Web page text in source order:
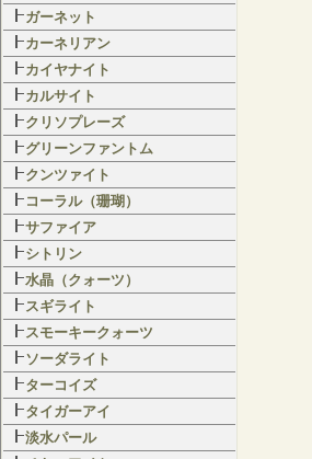
ガーネット
カーネリアン
カイヤナイト
カルサイト
クリソプレーズ
グリーンファントム
クンツァイト
コーラル（珊瑚）
サファイア
シトリン
水晶（クォーツ）
スギライト
スモーキークォーツ
ソーダライト
ターコイズ
タイガーアイ
淡水パール